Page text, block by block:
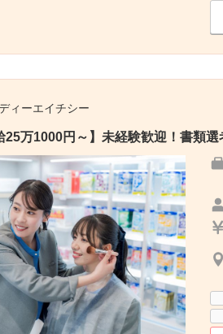
ィーエイチシー
25万1000円～】未経験歓迎！書類